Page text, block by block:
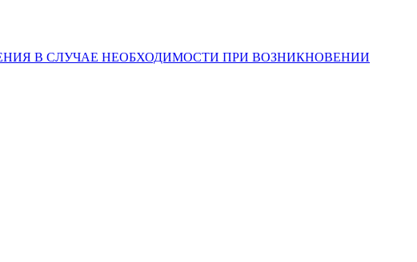
В СЛУЧАЕ НЕОБХОДИМОСТИ ПРИ ВОЗНИКНОВЕНИИ